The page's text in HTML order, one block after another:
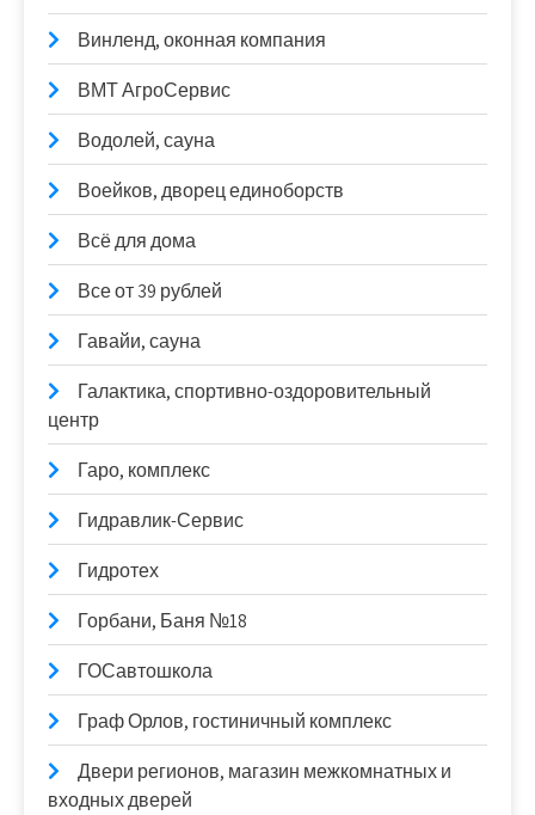
Винленд, оконная компания
ВМТ АгроСервис
Водолей, сауна
Воейков, дворец единоборств
Всё для дома
Все от 39 рублей
Гавайи, сауна
Галактика, спортивно-оздоровительный
центр
Гаро, комплекс
Гидравлик-Сервис
Гидротех
Горбани, Баня №18
ГОСавтошкола
Граф Орлов, гостиничный комплекс
Двери регионов, магазин межкомнатных и
входных дверей